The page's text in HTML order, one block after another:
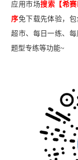
应用市场搜索【希赛
序免下载先体验，
超市、每日一练、每
题型专练等功能~